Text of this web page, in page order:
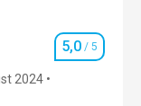
5,0/ 5
Hodnotenie
5,0 / 5
2024